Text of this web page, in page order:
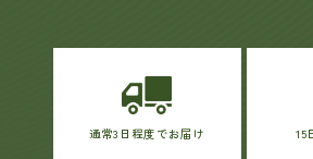
通常3日程度でお届け 15